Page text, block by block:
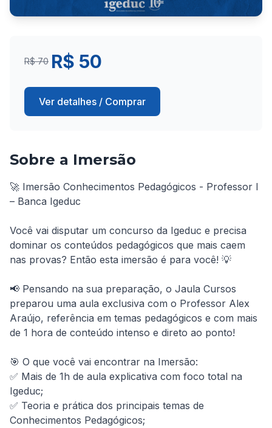
R$ 70 R$ 50
Ver detalhes / Comprar
Sobre a Imersão
🚀 Imersão Conhecimentos Pedagógicos - Professor I
– Banca Igeduc
Você vai disputar um concurso da Igeduc e precisa
dominar os conteúdos pedagógicos que mais caem
nas provas? Então esta imersão é para você! 💡
📢 Pensando na sua preparação, o Jaula Cursos
preparou uma aula exclusiva com o Professor Alex
Araújo, referência em temas pedagógicos e com mais
de 1 hora de conteúdo intenso e direto ao ponto!
🎯 O que você vai encontrar na Imersão:
✅ Mais de 1h de aula explicativa com foco total na
Igeduc;
✅ Teoria e prática dos principais temas de
Conhecimentos Pedagógicos;